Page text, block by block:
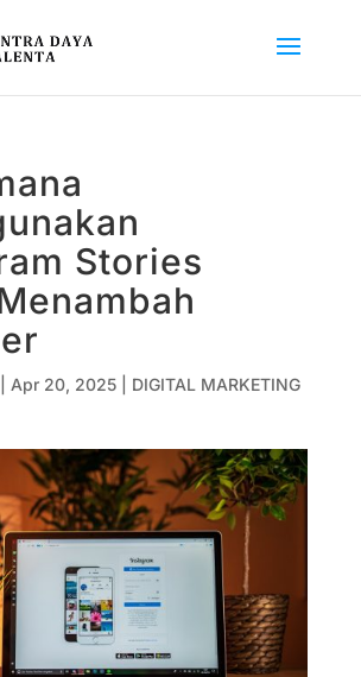
Stories
Apr 20, 2025| DIGITAL MARKETING